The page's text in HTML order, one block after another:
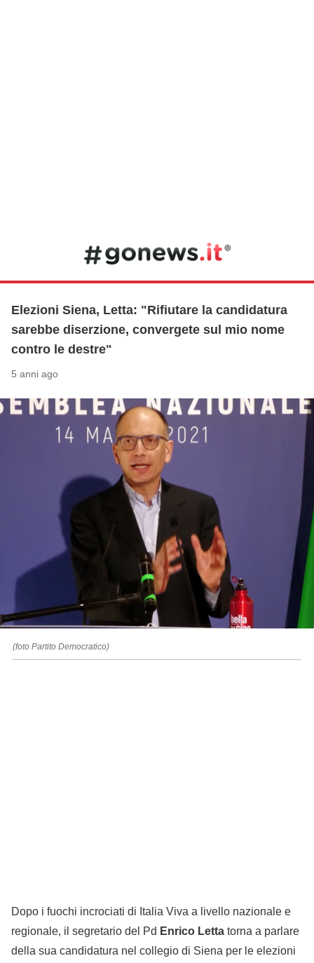
Elezioni Siena, Letta: "Rifiutare la candidatura
sarebbe diserzione, convergete sul mio nome
contro le destre"
5 anni ago
(foto Partito Democratico)
Dopo i fuochi incrociati di Italia Viva a livello nazionale e
regionale, il segretario del Pd Enrico Letta torna a parlare
della sua candidatura nel collegio di Siena per le elezioni